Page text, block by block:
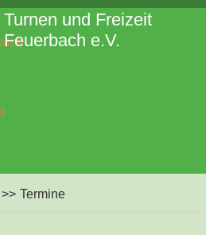
Turnen und Freizeit
Feuerbach e.V.
>> Termine